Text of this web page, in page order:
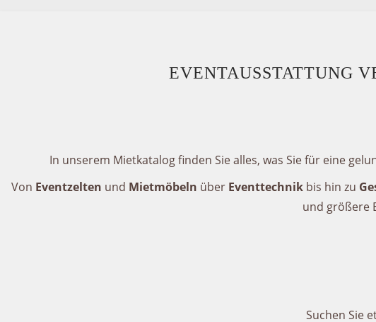
EVENTAUSSTATTUNG
In unserem Mietkatalog finden Sie alles, was Sie für eine
Von Eventzelten und Mietmöbeln über Eventtechnik bis hin zu
und größere
Suchen Sie